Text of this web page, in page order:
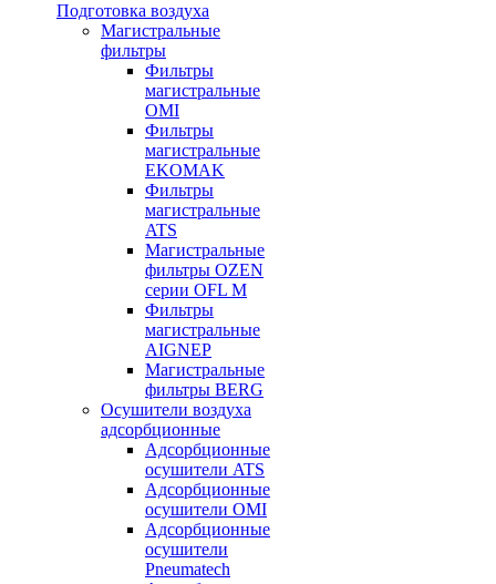
Подготовка воздуха
Магистральные
фильтры
Фильтры
магистральные
OMI
Фильтры
магистральные
EKOMAK
Фильтры
магистральные
ATS
Магистральные
фильтры OZEN
серии OFL M
Фильтры
магистральные
AIGNEP
Магистральные
фильтры BERG
Осушители воздуха
адсорбционные
Адсорбционные
осушители ATS
Адсорбционные
осушители OMI
Адсорбционные
осушители
Pneumatech